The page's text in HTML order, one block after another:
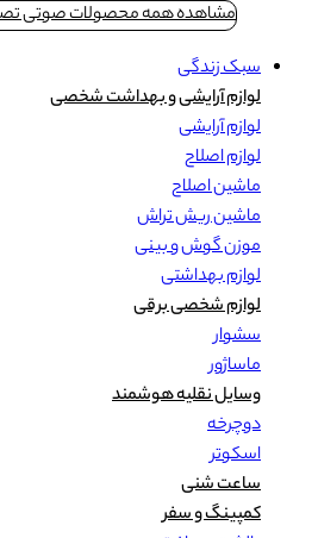
مشاهده همه محصولات صوتی
سبک زندگی
لوازم آرایشی و بهداشت شخصی
لوازم آرایشی
لوازم اصلاح
ماشین اصلاح
ماشین ریش تراش
موزن گوش و بینی
لوازم بهداشتی
لوازم شخصی برقی
سشوار
ماساژور
وسایل نقلیه هوشمند
دوچرخه
اسکوتر
ساعت شنی
کمپینگ و سفر